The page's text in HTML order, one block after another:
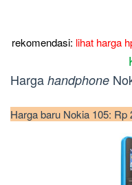
rekomendasi: lihat harga
Harga handphone
Harga baru Nokia 105: Rp